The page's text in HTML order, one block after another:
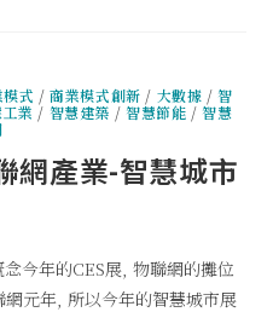
式 /商業模式創新 / 大數據 /智
業 / 智慧建築 / 智慧節能 /智慧
網產業-智慧城市
今年的CES展, 物聯網的攤位
元年, 所以今年的智慧城市展